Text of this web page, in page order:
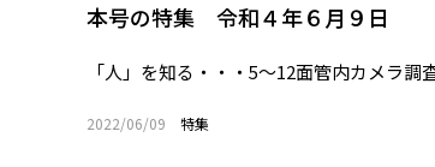
本号の特集 令和４年６月９日
「人」を知る・・・5～12面管内カメラ
2022/06/09 特集